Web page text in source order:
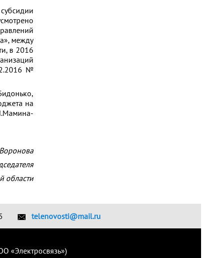
между
в 2016
№
на
области
telenovosti@mail.ru
«Электросвязь»)